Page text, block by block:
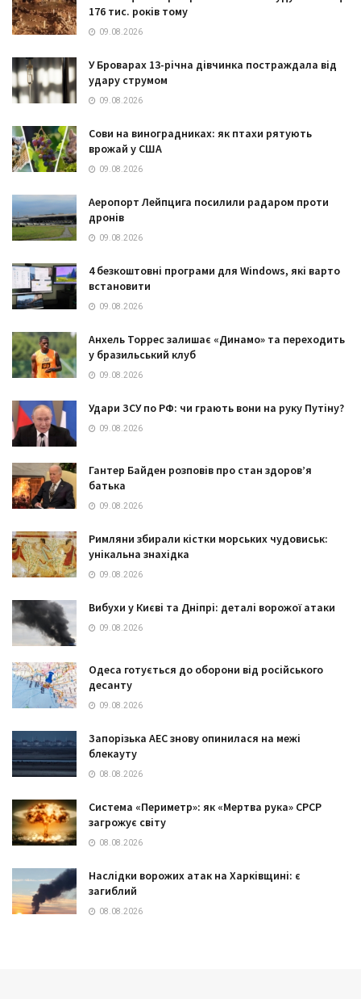
176 тис. років тому
09.08.2026
У Броварах 13-річна дівчинка постраждала від
удару струмом
09.08.2026
Сови на виноградниках: як птахи рятують
врожай у США
09.08.2026
Аеропорт Лейпцига посилили радаром проти
дронів
09.08.2026
4 безкоштовні програми для Windows, які варто
встановити
09.08.2026
Анхель Торрес залишає «Динамо» та переходить
у бразильський клуб
09.08.2026
Удари ЗСУ по РФ: чи грають вони на руку Путіну?
09.08.2026
Гантер Байден розповів про стан здоров’я
батька
09.08.2026
Римляни збирали кістки морських чудовиськ:
унікальна знахідка
09.08.2026
Вибухи у Києві та Дніпрі: деталі ворожої атаки
09.08.2026
Одеса готується до оборони від російського
десанту
09.08.2026
Запорізька АЕС знову опинилася на межі
блекауту
08.08.2026
Система «Периметр»: як «Мертва рука» СРСР
загрожує світу
08.08.2026
Наслідки ворожих атак на Харківщині: є
загиблий
08.08.2026